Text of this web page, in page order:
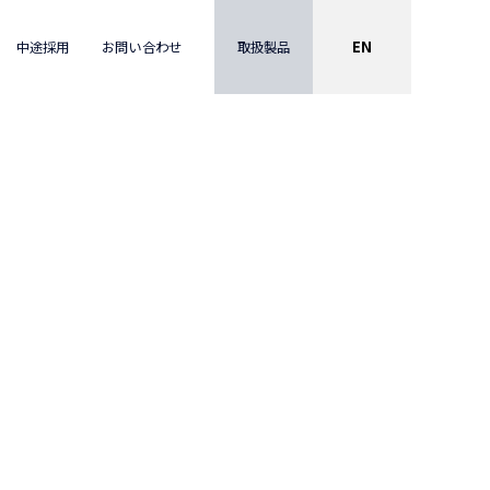
中途採用 お問い合わせ 取扱製品 EN